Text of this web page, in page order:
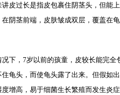
皮过长是指皮包裹住阴茎头，但能
阴茎前端，皮肤皱成双层，覆盖在
，7岁以前的孩童，皮较长能完全
龟头，而使龟头露了出来。但假如
增高，易于细菌生长繁殖而发生炎